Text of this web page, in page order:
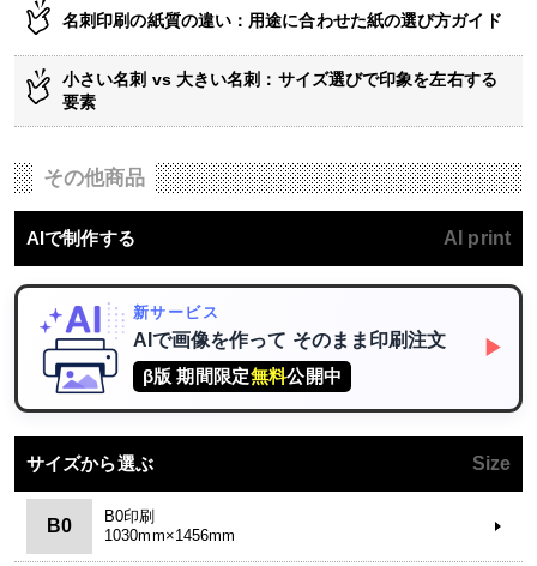
名刺印刷の紙質の違い：用途に合わせた紙の選び方ガイド
小さい名刺 vs 大きい名刺：サイズ選びで印象を左右する
要素
その他商品
AIで制作する AI print
新サービス
AIで画像を作って そのまま印刷注文
β版 期間限定無料公開中
▶
サイズから選ぶ Size
B0
B0印刷
1030mm×1456mm